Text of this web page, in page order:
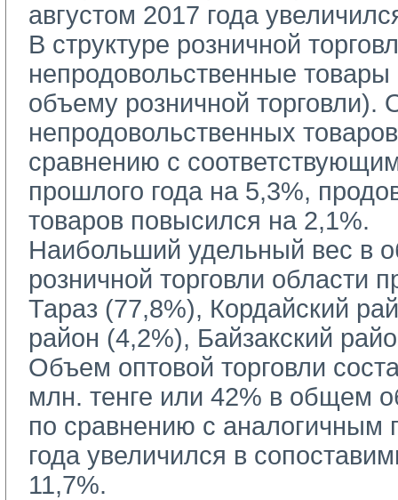
августом 2017 года
В структуре розничной
непродовольственные
объему розничной торговли).
непродовольственных
сравнению с
прошлого года на 5,3%,
товаров повысился на 2,1%.
Наибольший удельный вес в
розничной торговли области
Тараз (77,8%), Кордайский
район (4,2%), Байзакский
Объем оптовой торговли
млн. тенге или 42% в общем
по сравнению с аналогичным
года увеличился в
11,7%.